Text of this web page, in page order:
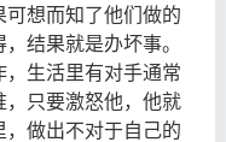
想而知了他们做的
结果就是办坏事。
生活里有对手通常
，只要激怒他，他就
做出不对于自己的